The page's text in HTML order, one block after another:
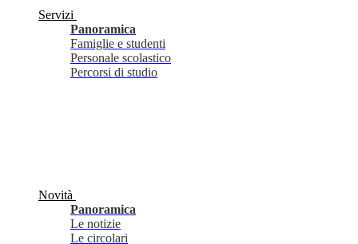
Servizi
Panoramica
Famiglie e studenti
Personale scolastico
Percorsi di studio
Novità
Panoramica
Le notizie
Le circolari